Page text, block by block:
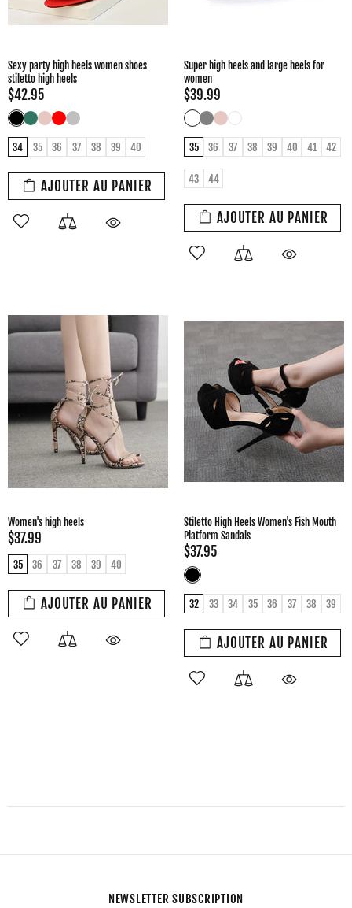
Sexy party high heels women shoes
stiletto high heels
$42.95
34 35 36 37 38 39 40
AJOUTER AU PANIER
Super high heels and large heels for
women
$39.99
35 36 37 38 39 40 41 42
43 44
AJOUTER AU PANIER
Women's high heels
$37.99
35 36 37 38 39 40
AJOUTER AU PANIER
Stiletto High Heels Women's Fish Mouth
Platform Sandals
$37.95
32 33 34 35 36 37 38 39
AJOUTER AU PANIER
NEWSLETTER SUBSCRIPTION